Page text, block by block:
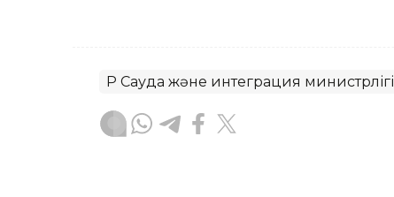
ҚР Сауда және интеграция министрлігі